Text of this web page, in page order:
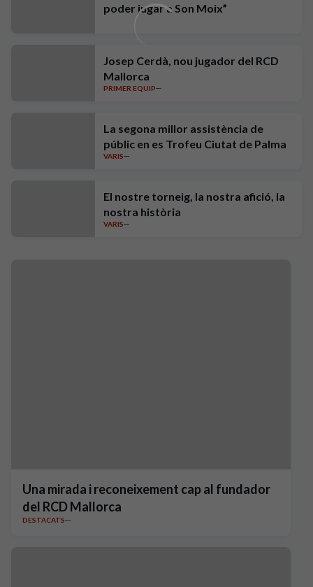
poder jugar a Son Moix”
Josep Cerdà, nou jugador del RCD
Mallorca
PRIMER EQUIP
La segona millor assistència de
públic en es Trofeu Ciutat de Palma
VARIS
El nostre torneig, la nostra afició, la
nostra història
VARIS
Una mirada i reconeixement cap al fundador
del RCD Mallorca
DESTACATS